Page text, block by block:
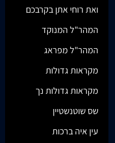
ואת רוחי אתן בקרבכם
המהר"ל המנוקד
המהר"ל מפראג
מקראות גדולות
מקראות גדולות נך
שס שוטנשטיין
עין איה ברכות